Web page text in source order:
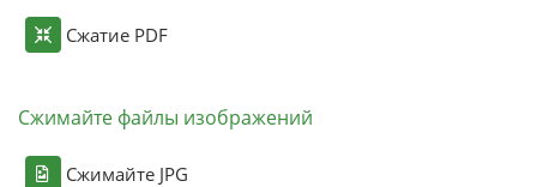
Сжатие PDF
Сжимайте файлы изображений
Сжимайте JPG